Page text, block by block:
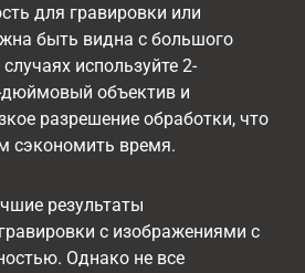
для гравировки или
быть видна с большого
используйте 2-
объектив и
разрешение обработки, что
сэкономить время.
результаты
с изображениями с
Однако не все